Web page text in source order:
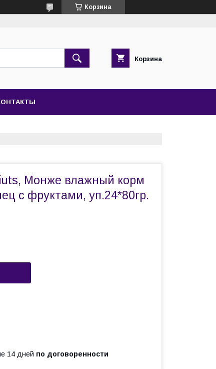
Корзина
Корзина
Монже влажный корм
с фруктами, уп.24*80гр.
14 дней по договоренности